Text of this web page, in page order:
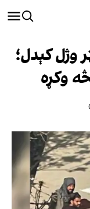
وژل کېدل؛
وکړه